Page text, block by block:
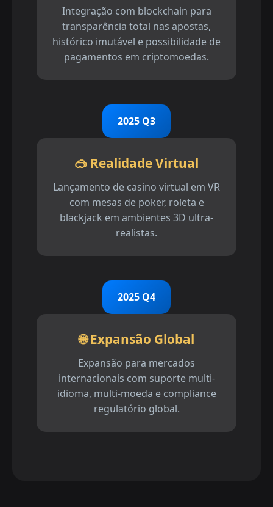
Integração com blockchain para
transparência total nas apostas,
histórico imutável e possibilidade de
pagamentos em criptomoedas.
2025 Q3
🥽 Realidade Virtual
Lançamento de casino virtual em VR
com mesas de poker, roleta e
blackjack em ambientes 3D ultra-
realistas.
2025 Q4
🌐 Expansão Global
Expansão para mercados
internacionais com suporte multi-
idioma, multi-moeda e compliance
regulatório global.